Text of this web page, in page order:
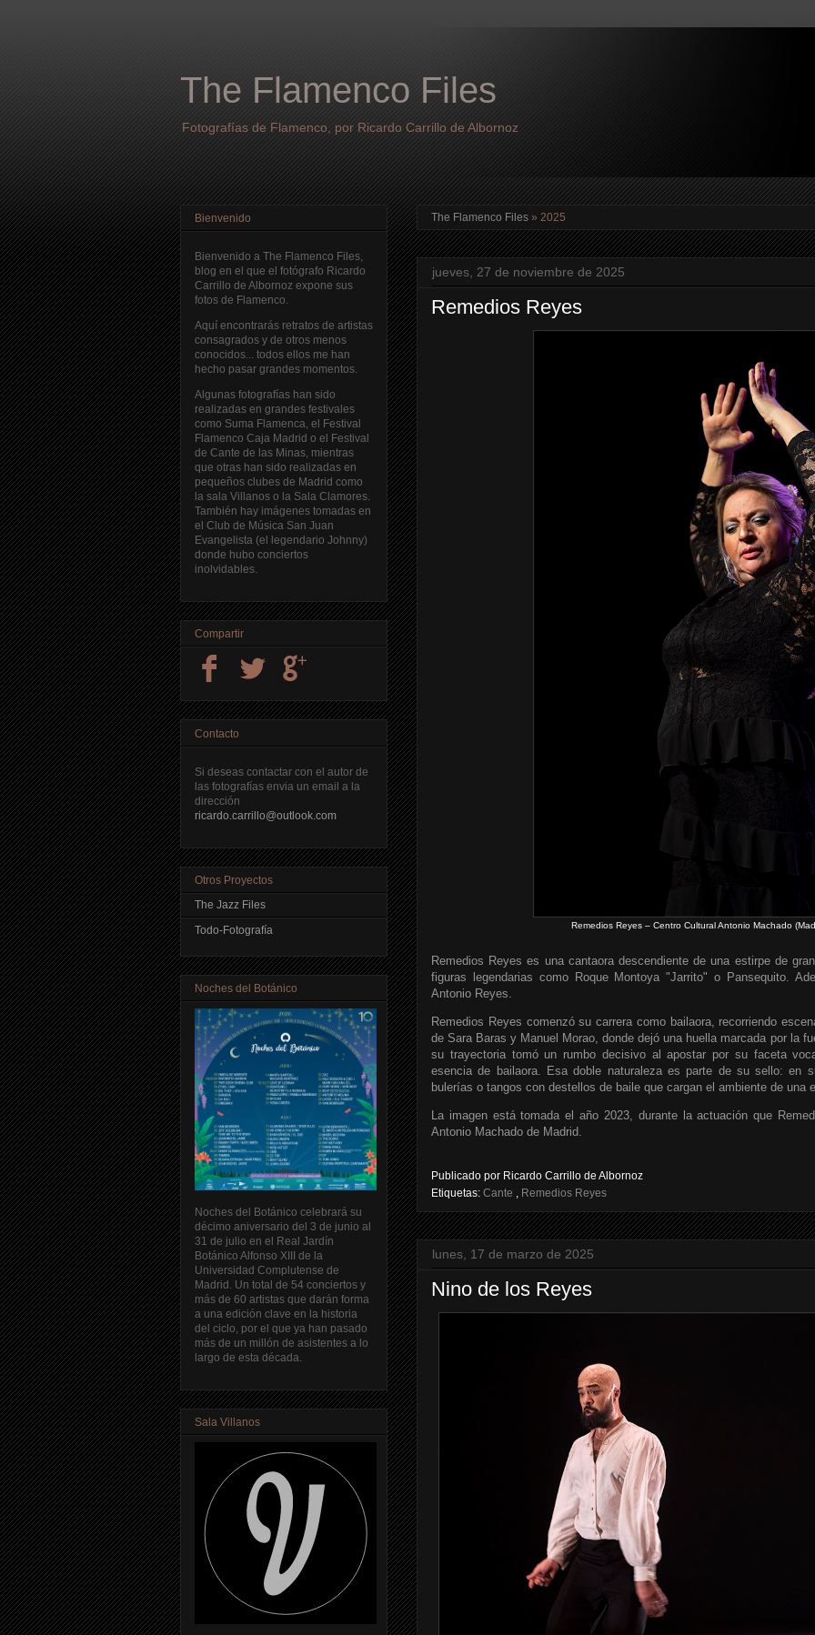
The Flamenco Files
Fotografías de Flamenco, por Ricardo Carrillo de Albornoz
The Flamenco Files » 2025
jueves, 27 de noviembre de 2025
Remedios Reyes
Remedios Reyes – Centro Cultural Antonio Machado
Remedios Reyes es una cantaora descendiente de una estirpe de
figuras legendarias como Roque Montoya "Jarrito" o Pansequito.
Antonio Reyes.
Remedios Reyes comenzó su carrera como bailaora, recorriendo
de Sara Baras y Manuel Morao, donde dejó una huella marcada por la
su trayectoria tomó un rumbo decisivo al apostar por su faceta
esencia de bailaora. Esa doble naturaleza es parte de su sello: en
bulerías o tangos con destellos de baile que cargan el ambiente de una
La imagen está tomada el año 2023, durante la actuación que
Antonio Machado de Madrid.
Publicado por Ricardo Carrillo de Albornoz
Etiquetas: Cante Remedios Reyes
lunes, 17 de marzo de 2025
Nino de los Reyes
Bienvenido
Bienvenido a The Flamenco Files,
blog en el que el fotógrafo Ricardo
Carrillo de Albornoz expone sus
fotos de Flamenco.
Aquí encontrarás retratos de artistas
consagrados y de otros menos
conocidos... todos ellos me han
hecho pasar grandes momentos.
Algunas fotografías han sido
realizadas en grandes festivales
como Suma Flamenca, el Festival
Flamenco Caja Madrid o el Festival
de Cante de las Minas, mientras
que otras han sido realizadas en
pequeños clubes de Madrid como
la sala Villanos o la Sala Clamores.
También hay imágenes tomadas en
el Club de Música San Juan
Evangelista (el legendario Johnny)
donde hubo conciertos
inolvidables.
Compartir
Contacto
Si deseas contactar con el autor de
las fotografías envia un email a la
dirección
ricardo.carrillo@outlook.com
Otros Proyectos
The Jazz Files
Todo-Fotografía
Noches del Botánico
Noches del Botánico celebrará su
décimo aniversario del 3 de junio al
31 de julio en el Real Jardín
Botánico Alfonso XIII de la
Universidad Complutense de
Madrid. Un total de 54 conciertos y
más de 60 artistas que darán forma
a una edición clave en la historia
del ciclo, por el que ya han pasado
más de un millón de asistentes a lo
largo de esta década.
Sala Villanos